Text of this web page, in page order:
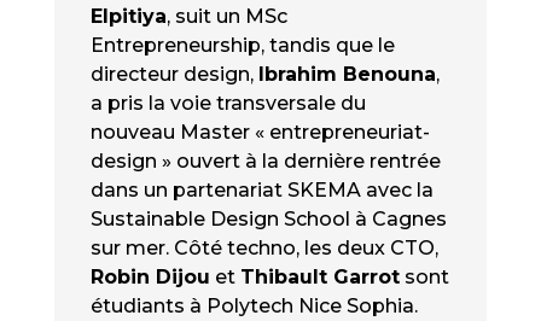
Elpitiya, suit un MSc
Entrepreneurship, tandis que le
directeur design, Ibrahim Benouna,
a pris la voie transversale du
nouveau Master « entrepreneuriat-
design » ouvert à la dernière rentrée
dans un partenariat SKEMA avec la
Sustainable Design School à Cagnes
sur mer. Côté techno, les deux CTO,
Robin Dijou et Thibault Garrotsont
étudiants à Polytech Nice Sophia.